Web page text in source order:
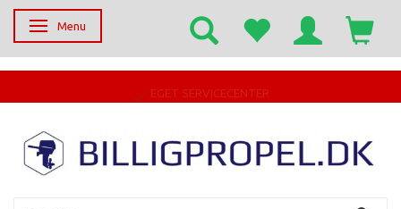
Skifte navigation
Menu
EGET SERVICECENTER